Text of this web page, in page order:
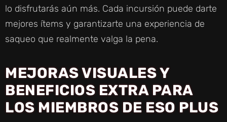
lo disfrutarás aún más. Cada incursión puede darte
mejores ítems y garantizarte una experiencia de
saqueo que realmente valga la pena.
MEJORAS VISUALES Y
BENEFICIOS EXTRA PARA
LOS MIEMBROS DE ESO PLUS